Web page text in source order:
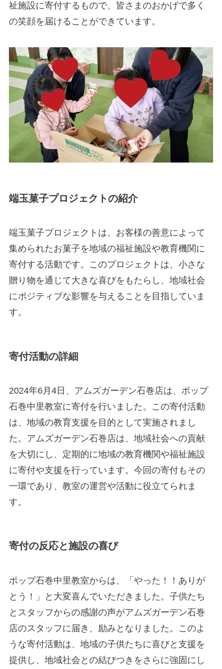
祉施設に寄付するもので、皆さまのおかげで多く
の笑顔を届けることができています。
端玉菓子プロジェクトの紹介
端玉菓子プロジェクトは、お客様の善意によって
集められたお菓子を地域の福祉施設や教育機関に
寄付する活動です。このプロジェクトは、小さな
贈り物を通じて大きな喜びをもたらし、地域社会
にポジティブな影響を与えることを目指していま
す。
寄付活動の詳細
2024年6月4日、アムズガーデン石巻店は、ポップ
石巻中里教室に寄付を行いました。この寄付活動
は、地域の教育支援を目的として実施されまし
た。アムズガーデン石巻店は、地域社会への貢献
を大切にし、定期的に地域の教育機関や福祉施設
に寄付や支援を行っています。今回の寄付もその
一環であり、教室の運営や活動に役立てられま
す。
寄付の反応と施設の喜び
ポップ石巻中里教室からは、「やった！！ありが
とう！」と大変喜んでいただきました。子供たち
とスタッフからの感謝の声がアムズガーデン石巻
店のスタッフに届き、励みとなりました。このよ
うな寄付活動は、地域の子供たちに喜びと支援を
提供し、地域社会との結びつきをさらに強固にし